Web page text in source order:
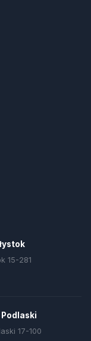
15-281
17-100